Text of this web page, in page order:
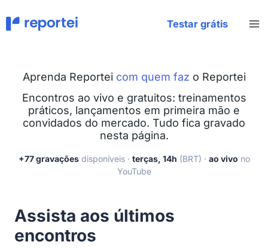
para
Testar grátis
Aprenda Reportei com quem faz o Reportei
Encontros ao vivo e gratuitos: treinamentos
práticos, lançamentos em primeira mão e
convidados do mercado. Tudo fica gravado
nesta página.
+77 gravaçõesdisponíveis · terças, 14h (BRT) · ao vivo no
YouTube
Assista aos últimos
encontros